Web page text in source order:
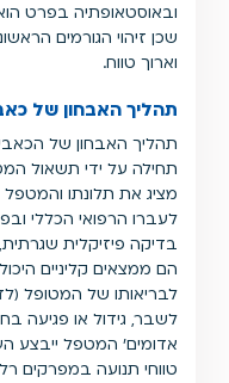
ובאוסטאופתיה בפרט
שכן זיהוי הגורמים
וארוך טווח.
תהליך האבחון של
תהליך האבחון של
תחילה על ידי תשאול
מציג את תלונתו
לעברו הרפואי הכללי
בדיקה פיזיקלית
הם ממצאים קליניים
לבריאותו של המטופל
לשבר, גידול או פגיעה
אדומים' המטפל ייבצע
טווחי תנועה במפרקים